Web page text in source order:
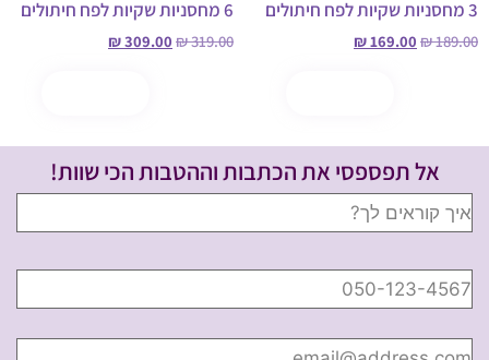
3 מחסניות שקיות לפח חיתולים
₪189.00
₪169.00
6 מחסניות שקיות לפח חיתולים
₪319.00
₪309.00
אל תפספסי את הכתבות וההטבות הכי שוות!